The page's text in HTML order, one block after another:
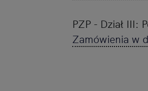
PZP - Dział III:
Zamówienia w